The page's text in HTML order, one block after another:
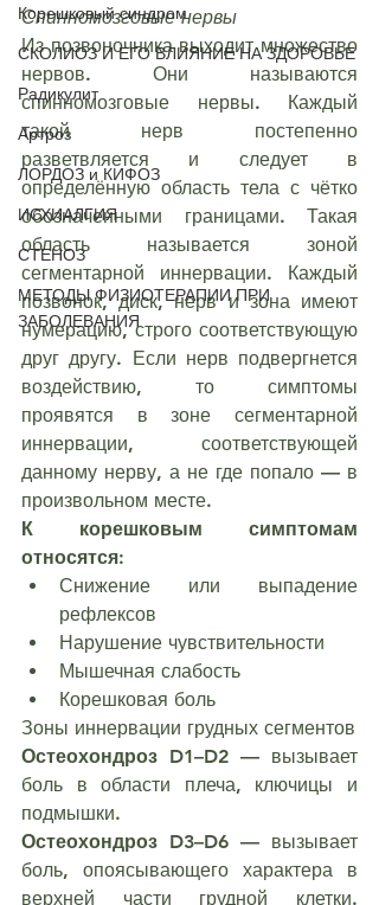
Корешковый синдром
СКОЛИОЗ И ЕГО ВЛИЯНИЕ НА ЗДОРОВЬЕ
Радикулит
Артроз
ЛОРДОЗ и КИФОЗ
ИСХИАЛГИЯ
СТЕНОЗ
МЕТОДЫ ФИЗИОТЕРАПИИ ПРИ
ЗАБОЛЕВАНИЯ
Спинномозговые нервы
Из позвоночника выходит множество
нервов. Они называются
спинномозговые нервы. Каждый
такой нерв постепенно
разветвляется и следует в
определённую область тела с чётко
обозначенными границами. Такая
область называется зоной
сегментарной иннервации. Каждый
позвонок, диск, нерв и зона имеют
нумерацию, строго соответствующую
друг другу. Если нерв подвергнется
воздействию, то симптомы
проявятся в зоне сегментарной
иннервации, соответствующей
данному нерву, а не где попало — в
произвольном месте.
К корешковым симптомам
относятся:
Снижение или выпадение
рефлексов
Нарушение чувствительности
Мышечная слабость
Корешковая боль
Зоны иннервации грудных сегментов
Остеохондроз D1–D2 — вызывает
боль в области плеча, ключицы и
подмышки.
Остеохондроз D3–D6 — вызывает
боль, опоясывающего характера в
верхней части грудной клетки.